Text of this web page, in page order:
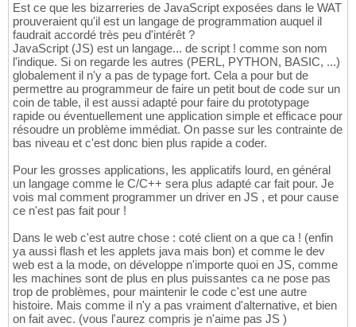
Est ce que les bizarreries de JavaScript exposées dans le WAT
prouveraient qu'il est un langage de programmation auquel il
faudrait accordé très peu d'intérêt ?
JavaScript (JS) est un langage... de script ! comme son nom
l'indique. Si on regarde les autres (PERL, PYTHON, BASIC, ...)
globalement il n'y a pas de typage fort. Cela a pour but de
permettre au programmeur de faire un petit bout de code sur un
coin de table, il est aussi adapté pour faire du prototypage
rapide ou éventuellement une application simple et efficace pour
résoudre un problème immédiat. On passe sur les contrainte de
bas niveau et c'est donc bien plus rapide a coder.
Pour les grosses applications, les applicatifs lourd, en général
un langage comme le C/C++ sera plus adapté car fait pour. Je
vois mal comment programmer un driver en JS , et pour cause
ce n'est pas fait pour !
Dans le web c'est autre chose : coté client on a que ca ! (enfin
ya aussi flash et les applets java mais bon) et comme le dev
web est a la mode, on développe n'importe quoi en JS, comme
les machines sont de plus en plus puissantes ca ne pose pas
trop de problèmes, pour maintenir le code c'est une autre
histoire. Mais comme il n'y a pas vraiment d'alternative, et bien
on fait avec. (vous l'aurez compris je n'aime pas JS )